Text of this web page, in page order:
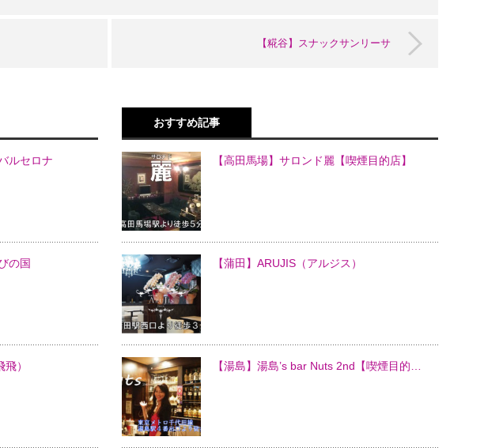
【糀谷】スナックサンリーサ
ルセロナ
の国
）
おすすめ記事
【高田馬場】サロンド麗【喫煙目的店】
【蒲田】ARUJIS（アルジス）
【湯島】湯島’s bar Nuts 2nd【喫煙目的…